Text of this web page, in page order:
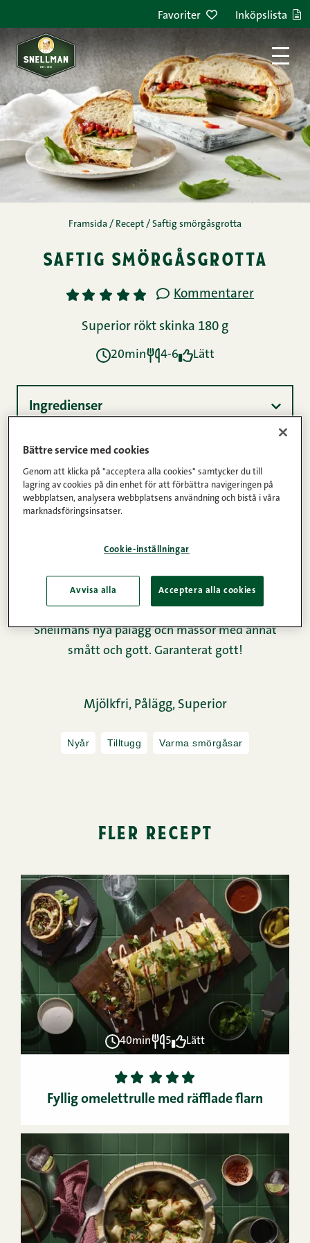
Favoriter Inköpslista
Framsida / Recept / Saftig smörgåsgrotta
saftig smörgåsgrotta
1 2 3 4 5 Kommentarer
Superior rökt skinka 180 g
20min 4-6 Lätt
Ingredienser
Näringsinnehåll
meningen ”Lägg tillbaka hatten och svep in hela
kakan i film”? Fyll ett fylligt bröd med Herr
Snellmans nya pålägg och massor med annat
smått och gott. Garanterat gott!
Mjölkfri, Pålägg, Superior
Nyår Tilltugg Varma smörgåsar
fler recept
40min 5 Lätt
1 2 3 4
5
Fyllig omelettrulle med räfflade flarn
Bättre service med cookies
Genom att klicka på "acceptera alla cookies" samtycker du till
lagring av cookies på din enhet för att förbättra navigeringen på
webbplatsen, analysera webbplatsens användning och bistå i våra
marknadsföringsinsatser.
Cookie-inställningar
Avvisa alla Acceptera alla cookies